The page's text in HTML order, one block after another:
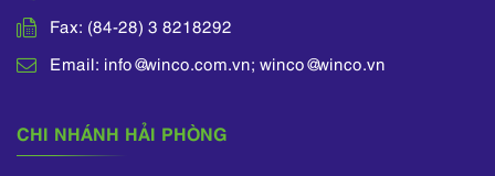
Fax: (84-28) 3 8218292
Email: info@winco.com.vn; winco@winco.vn
CHI NHÁNH HẢI PHÒNG